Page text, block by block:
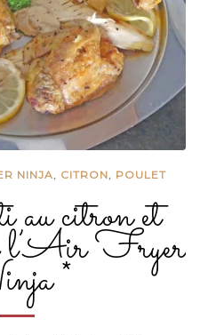
NINJA, CITRON, POULET
au citron et
l’Air Fryer
*